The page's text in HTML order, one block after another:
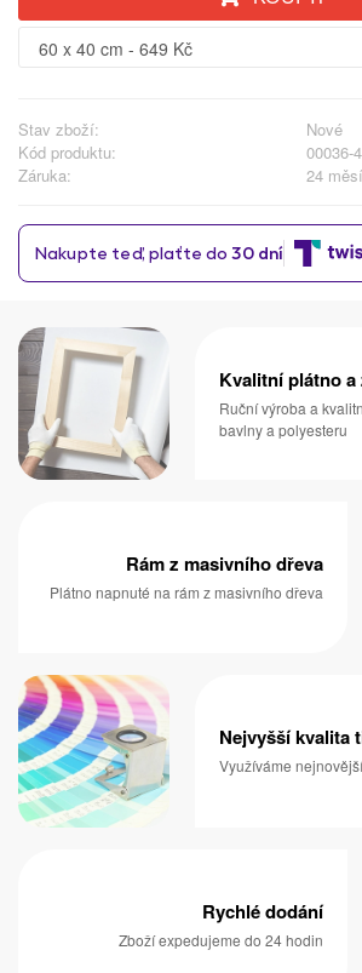
Stav zboží:
Nové
Kód produktu:
00036-4
Záruka:
24
Kvalitní plátno
Ruční výroba a
bavlny a polyesteru
Rám z masivního dřeva
Plátno napnuté na rám z masivního dřeva
Nejvyšší kvalita
Využíváme
Rychlé dodání
Zboží expedujeme do 24 hodin